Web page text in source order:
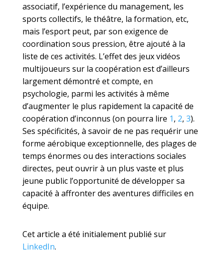
associatif, l’expérience du management, les
sports collectifs, le théâtre, la formation, etc,
mais l’esport peut, par son exigence de
coordination sous pression, être ajouté à la
liste de ces activités. L’effet des jeux vidéos
multijoueurs sur la coopération est d’ailleurs
largement démontré et compte, en
psychologie, parmi les activités à même
d’augmenter le plus rapidement la capacité de
coopération d’inconnus (on pourra lire 1, 2, 3).
Ses spécificités, à savoir de ne pas requérir une
forme aérobique exceptionnelle, des plages de
temps énormes ou des interactions sociales
directes, peut ouvrir à un plus vaste et plus
jeune public l’opportunité de développer sa
capacité à affronter des aventures difficiles en
équipe.
Cet article a été initialement publié sur
LinkedIn.